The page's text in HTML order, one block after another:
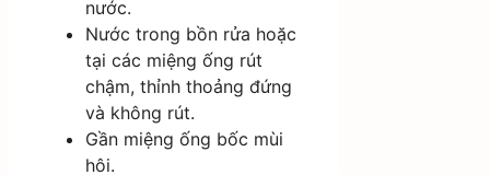
nước.
Nước trong bồn rửa hoặc
tại các miệng ống rút
chậm, thỉnh thoảng đứng
và không rút.
Gần miệng ống bốc mùi
hôi.